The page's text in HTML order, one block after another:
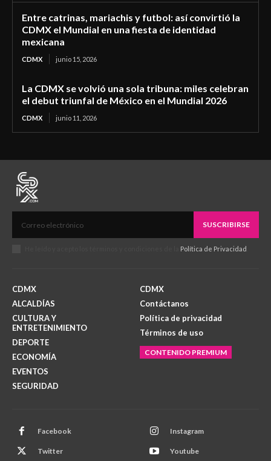
Entre catrinas, mariachis y futbol: así convirtió la
CDMX el Mundial en una fiesta de identidad
mexicana
CDMX junio 15, 2026
La CDMX se volvió una sola tribuna: miles celebran
el debut triunfal de México en el Mundial 2026
CDMX junio 11, 2026
SUSCRIBIRSE
Política de Privacidad
CDMX
ALCALDÍAS
CULTURA Y
ENTRETENIMIENTO
DEPORTE
ECONOMÍA
EVENTOS
SEGURIDAD
CDMX
Contáctanos
Política de privacidad
Términos de uso
CONTENIDO PREMIUM
Facebook Instagram
Twitter Youtube